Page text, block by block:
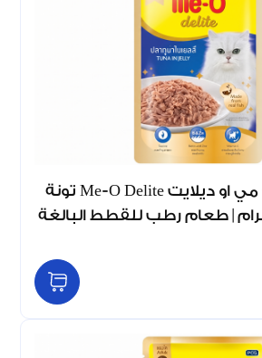
اكل قطط رطب مي او ديلايت Me-O Delite تونة